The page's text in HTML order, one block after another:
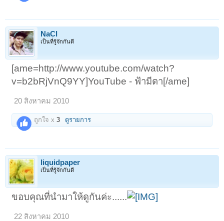
NaCl
เป็นที่รู้จักกันดี
[ame=http://www.youtube.com/watch?
v=b2bRjVnQ9YY]YouTube - ฟ้ามีตา[/ame]
20 สิงหาคม 2010
ถูกใจ x3 ดูรายการ
liquidpaper
เป็นที่รู้จักกันดี
ขอบคุณที่นำมาให้ดูกันค่ะ......
22 สิงหาคม 2010